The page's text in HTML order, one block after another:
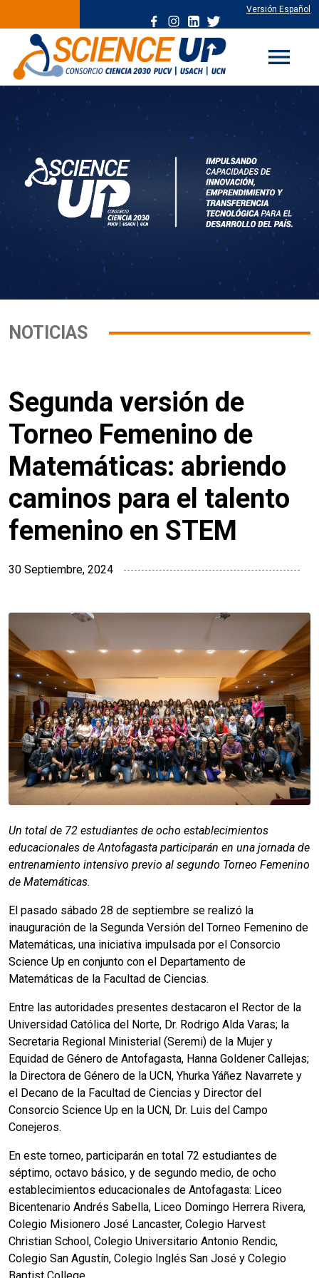
Versión Español
menu
NOTICIAS
Segunda versión de
Torneo Femenino de
Matemáticas: abriendo
caminos para el talento
femenino en STEM
30 Septiembre, 2024
Un total de 72 estudiantes de ocho establecimientos
educacionales de Antofagasta participarán en una jornada de
entrenamiento intensivo previo al segundo Torneo Femenino
de Matemáticas.
El pasado sábado 28 de septiembre se realizó la
inauguración de la Segunda Versión del Torneo Femenino de
Matemáticas, una iniciativa impulsada por el Consorcio
Science Up en conjunto con el Departamento de
Matemáticas de la Facultad de Ciencias.
Entre las autoridades presentes destacaron el Rector de la
Universidad Católica del Norte, Dr. Rodrigo Alda Varas; la
Secretaria Regional Ministerial (Seremi) de la Mujer y
Equidad de Género de Antofagasta, Hanna Goldener Callejas;
la Directora de Género de la UCN, Yhurka Yáñez Navarrete y
el Decano de la Facultad de Ciencias y Director del
Consorcio Science Up en la UCN, Dr. Luis del Campo
Conejeros.
En este torneo, participarán en total 72 estudiantes de
séptimo, octavo básico, y de segundo medio, de ocho
establecimientos educacionales de Antofagasta: Liceo
Bicentenario Andrés Sabella, Liceo Domingo Herrera Rivera,
Colegio Misionero José Lancaster, Colegio Harvest
Christian School, Colegio Universitario Antonio Rendic,
Colegio San Agustín, Colegio Inglés San José y Colegio